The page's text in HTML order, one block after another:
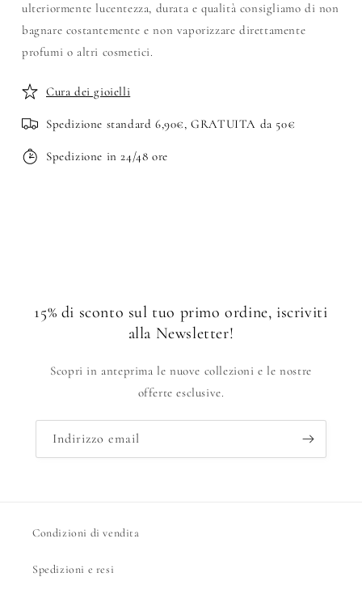
ulteriormente lucentezza, durata e qualità consigliamo di non
bagnare costantemente e non vaporizzare direttamente
profumi o altri cosmetici.
Cura dei gioielli
Spedizione standard 6,90€, GRATUITA da 50€
Spedizione in 24/48 ore
15% di sconto sul tuo primo ordine, iscriviti
alla Newsletter!
Scopri in anteprima le nuove collezioni e le nostre
offerte esclusive.
Indirizzo email
Condizioni di vendita
Spedizioni e resi